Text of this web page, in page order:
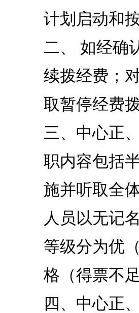
计划启动和
二、 如经确
续拨经费；
取暂停经费
三、中心正
职内容包括
施并听取全
人员以无记
等级分为优
格（得票不
四、中心正